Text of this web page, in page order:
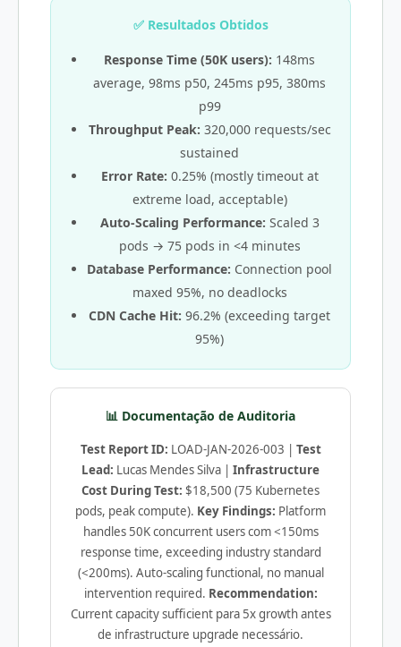
✅ Resultados Obtidos
Response Time (50K users): 148ms
average, 98ms p50, 245ms p95, 380ms
p99
Throughput Peak: 320,000 requests/sec
sustained
Error Rate: 0.25% (mostly timeout at
extreme load, acceptable)
Auto-Scaling Performance: Scaled 3
pods → 75 pods in <4 minutes
Database Performance: Connection pool
maxed 95%, no deadlocks
CDN Cache Hit: 96.2% (exceeding target
95%)
📊 Documentação de Auditoria
Test Report ID: LOAD-JAN-2026-003 | Test
Lead: Lucas Mendes Silva | Infrastructure
Cost During Test: $18,500 (75 Kubernetes
pods, peak compute). Key Findings: Platform
handles 50K concurrent users com <150ms
response time, exceeding industry standard
(<200ms). Auto-scaling functional, no manual
intervention required. Recommendation:
Current capacity sufficient para 5x growth antes
de infrastructure upgrade necessário.